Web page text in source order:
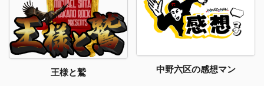
王様と鷲 中野六区の感想マン